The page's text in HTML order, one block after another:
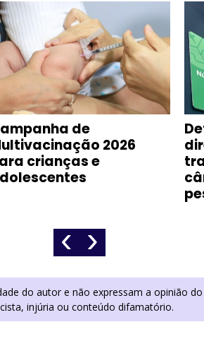
de
2026
crianças e
‹ ›
do autor e não expressam a opinião do
injúria ou conteúdo difamatório.